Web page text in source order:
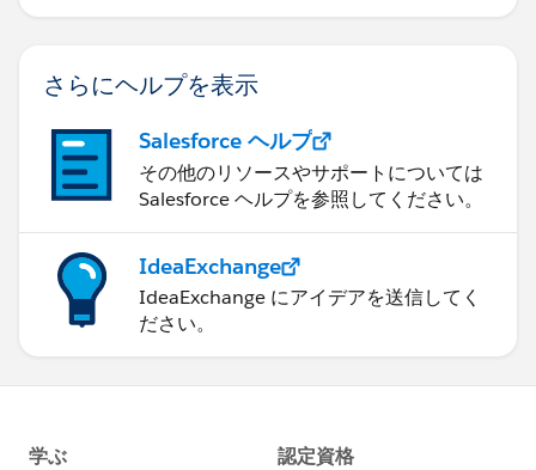
さらにヘルプを表示
Salesforce ヘルプ
その他のリソースやサポートについては
Salesforce ヘルプを参照してください。
IdeaExchange
IdeaExchange にアイデアを送信してく
ださい。